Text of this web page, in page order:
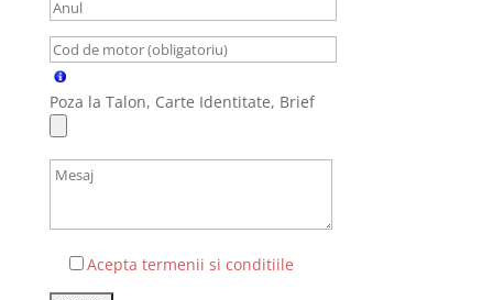
Poza la Talon, Carte Identitate, Brief
Acepta termenii si conditiile